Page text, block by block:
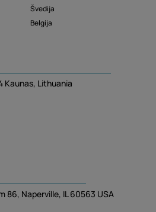
Švedija
Belgija
Kaunas, Lithuania
86, Naperville, IL 60563 USA